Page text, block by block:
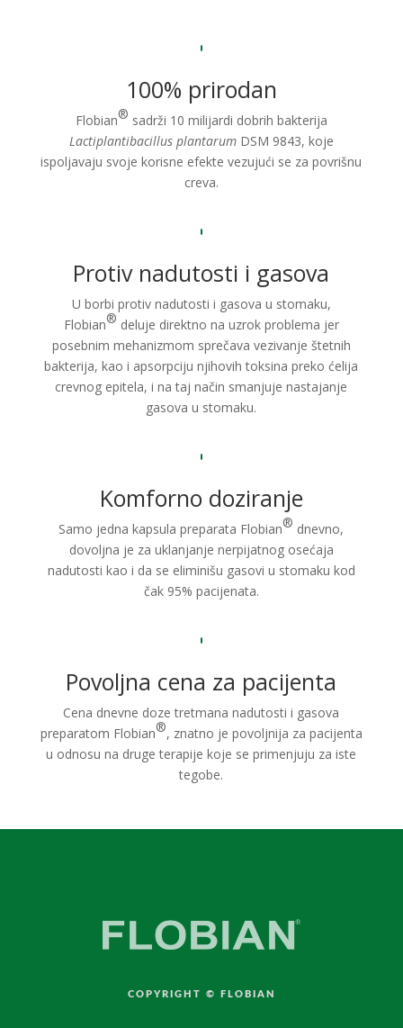
100% prirodan
Flobian® sadrži 10 milijardi dobrih bakterija
Lactiplantibacillus plantarumDSM 9843, koje
ispoljavaju svoje korisne efekte vezujući se za povrišnu
creva.
Protiv nadutosti i gasova
U borbi protiv nadutosti i gasova u stomaku,
Flobian®deluje direktno na uzrok problema jer
posebnim mehanizmom sprečava vezivanje štetnih
bakterija, kao i apsorpciju njihovih toksina preko ćelija
crevnog epitela, i na taj način smanjuje nastajanje
gasova u stomaku.
Komforno doziranje
Samo jedna kapsula preparata Flobian® dnevno,
dovoljna je za uklanjanje nerpijatnog osećaja
nadutosti kao i da se eliminišu gasovi u stomaku kod
čak 95% pacijenata.
Povoljna cena za pacijenta
Cena dnevne doze tretmana nadutosti i gasova
preparatom Flobian®, znatno je povoljnija za pacijenta
u odnosu na druge terapije koje se primenjuju za iste
tegobe.
COPYRIGHT © FLOBIAN